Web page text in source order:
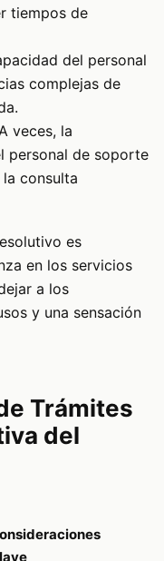
tiempos de
del personal
complejas de
veces, la
personal de soporte
consulta
es
en los servicios
a los
y una sensación
Trámites
del